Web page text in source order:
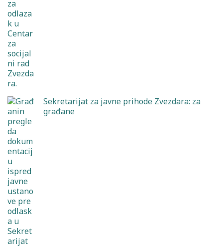
Sekretarijat za javne prihode Zvezdara: za
građane